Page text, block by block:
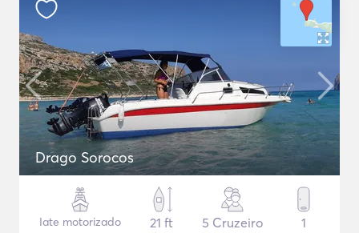
Drago Sorocos
Iate motorizado
21 ft
5 Cruzeiro 1